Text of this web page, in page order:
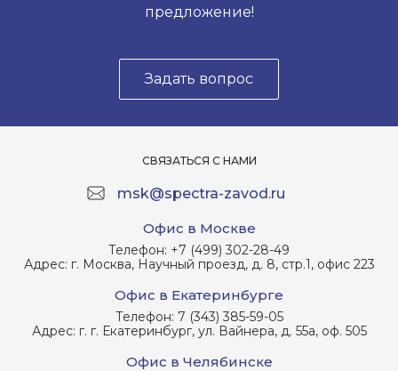
предложение!
Задать вопрос
СВЯЗАТЬСЯ С НАМИ
msk@spectra-zavod.ru
Офис в Москве
Телефон: +7 (499) 302-28-49
Адрес: г. Москва, Научный проезд, д. 8, стр.1, офис 223
Офис в Екатеринбурге
Телефон: 7 (343) 385-59-05
Адрес: г. г. Екатеринбург, ул. Вайнера, д. 55а, оф. 505
Офис в Челябинске